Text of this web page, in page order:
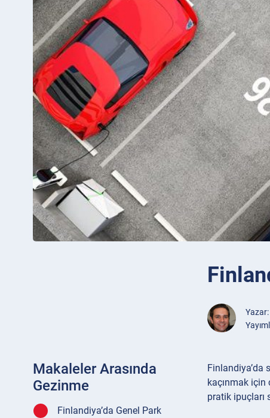
Yazar:
Makaleler Arasında
Gezinme
Finlandiya’da Genel Park
Finlandiya’da
kaçınmak
pratik ipuçları